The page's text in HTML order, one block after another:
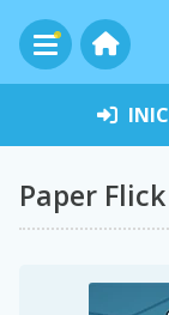
Paper Flick